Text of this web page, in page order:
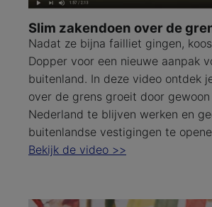
Slim zakendoen over de
Nadat ze bijna failliet gingen,
Dopper voor een nieuwe aanpak
buitenland. In deze video ontdek
over de grens groeit door
Nederland te blijven werken en
buitenlandse vestigingen te
Bekijk de video >>